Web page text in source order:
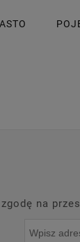
zgodę na